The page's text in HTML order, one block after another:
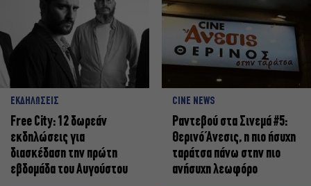
ΕΚΔΗΛΩΣΕΙΣ
Free City: 12 δωρεάν
εκδηλώσεις για
διασκέδαση την πρώτη
εβδομάδα του Αυγούστου
CINE NEWS
Ραντεβού στα Σινεμά #5:
Θερινό Άνεσις, η πιο ήσυχη
ταράτσα πάνω στην πιο
ανήσυχη λεωφόρο